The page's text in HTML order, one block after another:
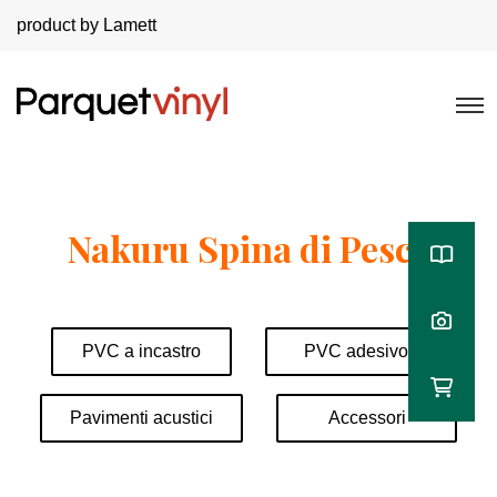
product by Lamett
Nakuru Spina di Pesce
PVC a incastro PVC adesivo
Pavimenti acustici Accessori